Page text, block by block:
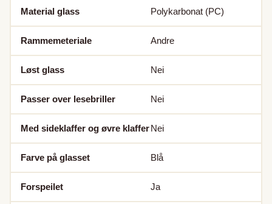
Material glass Polykarbonat (PC)
Rammemeteriale Andre
Løst glass Nei
Passer over lesebriller Nei
Med sideklaffer og øvre klafferNei
Farve på glasset Blå
Forspeilet Ja